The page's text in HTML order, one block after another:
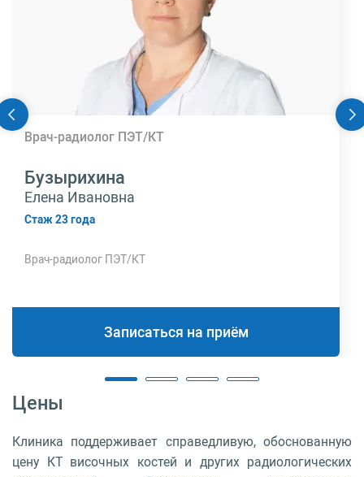
Врач-радиолог ПЭТ/КТ
Бузырихина
Елена Ивановна
Стаж 23 года
Врач-радиолог ПЭТ/КТ
Записаться на приём
Цены
Клиника поддерживает справедливую, обоснованную
цену КТ височных костей и других радиологических